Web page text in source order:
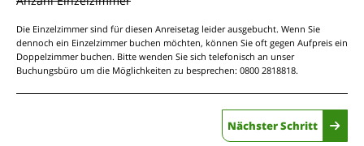
Die Einzelzimmer sind für diesen Anreisetag leider ausgebucht. Wenn Sie
dennoch ein Einzelzimmer buchen möchten, können Sie oft gegen Aufpreis ein
Doppelzimmer buchen. Bitte wenden Sie sich telefonisch an unser
Buchungsbüro um die Möglichkeiten zu besprechen: 0800 2818818.
Nächster Schritt